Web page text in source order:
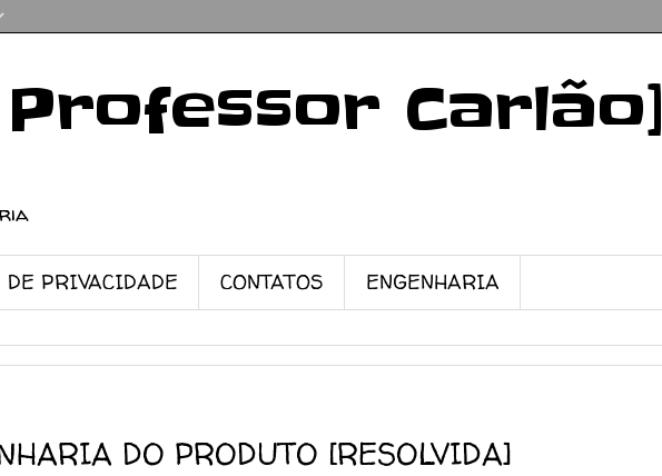
Carlão]
PRIVACIDADE CONTATOS ENGENHARIA
DO PRODUTO [RESOLVIDA]